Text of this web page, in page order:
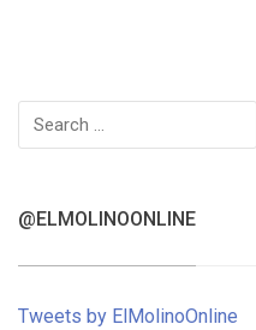
Search
for:
@ELMOLINOONLINE
Tweets by ElMolinoOnline